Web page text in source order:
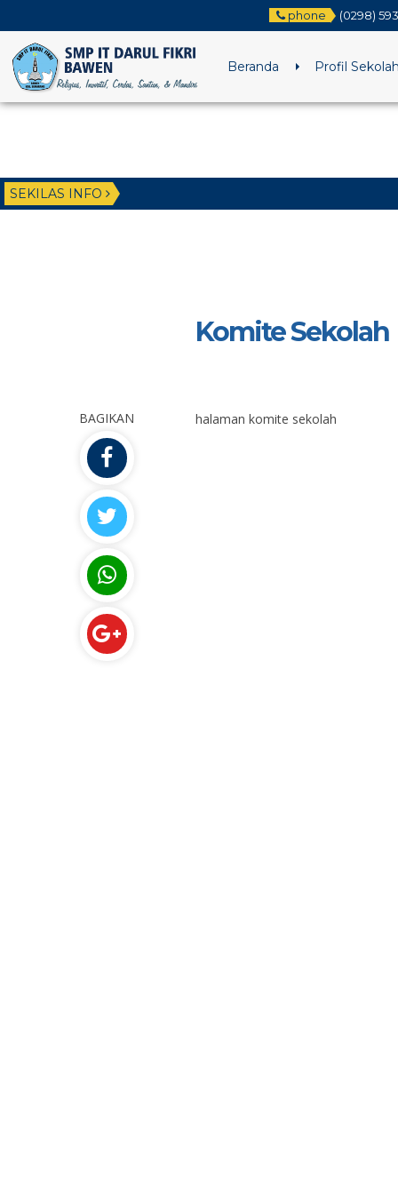
phone (0298)
Beranda Profil Sekolah
SEKILAS INFO
Komite Sekolah
BAGIKAN halaman komite sekolah